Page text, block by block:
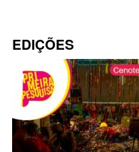
EDIÇÕES